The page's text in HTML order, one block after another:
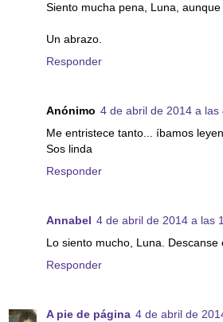
Siento mucha pena, Luna, aunque
Un abrazo.
Responder
Anónimo 4 de abril de 2014 a las
Me entristece tanto... íbamos
Sos linda
Responder
Annabel 4 de abril de 2014 a las
Lo siento mucho, Luna. Descanse
Responder
A pie de página 4 de abril de